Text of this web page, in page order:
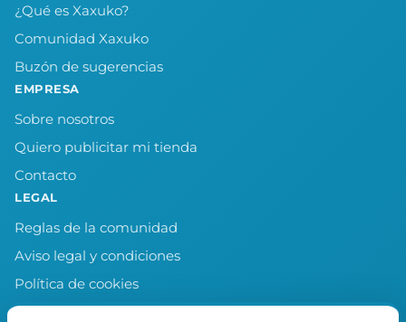
¿Qué es Xaxuko?
Comunidad Xaxuko
Buzón de sugerencias
EMPRESA
Sobre nosotros
Quiero publicitar mi tienda
Contacto
LEGAL
Reglas de la comunidad
Aviso legal y condiciones
Política de cookies
Política de privacidad